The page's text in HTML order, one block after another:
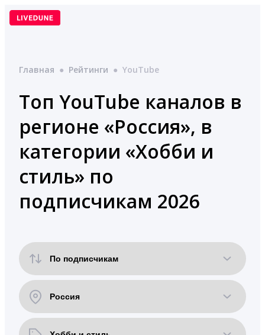
Перейти
Главная ● Рейтинги ● YouTube
Топ YouTube каналов в
регионе «Россия», в
категории «Хобби и
стиль» по
подписчикам 2026